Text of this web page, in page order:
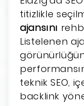
titizlikle
ajansını
Listelenen
teknik SEO,
backlink